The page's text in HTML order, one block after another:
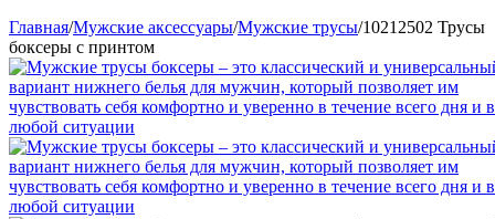
Главная/Мужские аксессуары/Мужские трусы/10212502 Трусы
боксеры с принтом